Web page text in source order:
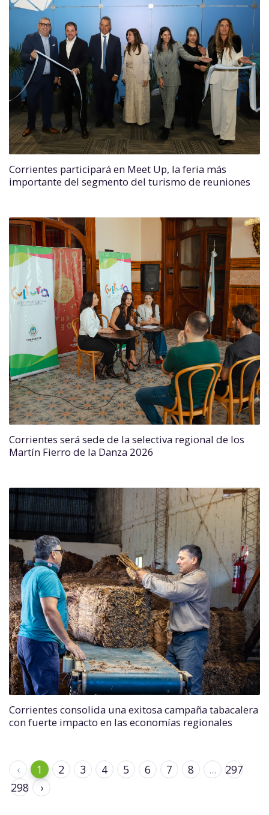
Corrientes participará en Meet Up, la feria más
importante del segmento del turismo de reuniones
Corrientes será sede de la selectiva regional de los
Martín Fierro de la Danza 2026
Corrientes consolida una exitosa campaña tabacalera
con fuerte impacto en las economías regionales
‹ 1 2 3 4 5 6 7 8 ...
297
298
›